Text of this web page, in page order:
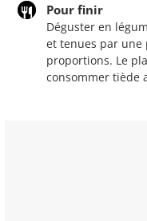
Pour finir
Déguster en
et tenues par
proportions. Le
consommer tiède